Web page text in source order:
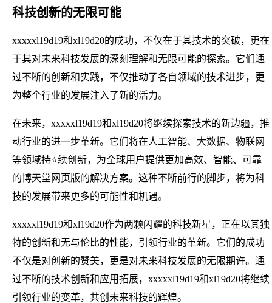
科技创新的无限可能
xxxxxl19d19和xl19d20的成功，不仅在于其技术的突破，更在
于其对未来科技发展的深刻理解和无限可能的探索。它们通
过不断的创新和实践，不仅推动了各自领域的技术进步，更
为整个行业的发展注入了新的活力。
在未来，xxxxxl19d19和xl19d20将继续探索技术的新边疆，推
动行业的进一步革新。它们将在人工智能、大数据、物联网
等领域持⭐续创新，为全球用户提供更加高效、智能、可靠
的博天堂网页版的解决方案。这种不断前行的脚步，将为科
技的发展带来更多的可能性和机遇。
xxxxxl19d19和xl19d20作为两颗闪耀的科技新星，正在以其独
特的创新和无与伦比的性能，引领行业的革新。它们的成功
不仅是对创新的赞美，更是对未来科技发展的无限期许。通
过不断的技术创新和应用拓展，xxxxxl19d19和xl19d20将继续
引领行业的变革，共创未来科技的辉煌。